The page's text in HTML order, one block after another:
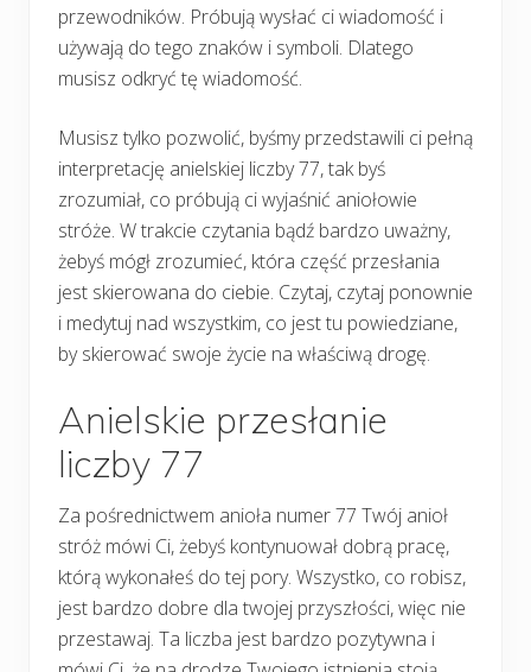
przewodników. Próbują wysłać ci wiadomość i
używają do tego znaków i symboli. Dlatego
musisz odkryć tę wiadomość.
Musisz tylko pozwolić, byśmy przedstawili ci pełną
interpretację anielskiej liczby 77, tak byś
zrozumiał, co próbują ci wyjaśnić aniołowie
stróże. W trakcie czytania bądź bardzo uważny,
żebyś mógł zrozumieć, która część przesłania
jest skierowana do ciebie. Czytaj, czytaj ponownie
i medytuj nad wszystkim, co jest tu powiedziane,
by skierować swoje życie na właściwą drogę.
Anielskie przesłanie
liczby 77
Za pośrednictwem anioła numer 77 Twój anioł
stróż mówi Ci, żebyś kontynuował dobrą pracę,
którą wykonałeś do tej pory. Wszystko, co robisz,
jest bardzo dobre dla twojej przyszłości, więc nie
przestawaj. Ta liczba jest bardzo pozytywna i